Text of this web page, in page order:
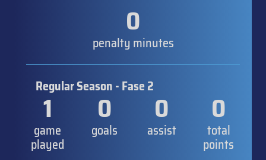
0
penalty minutes
Regular Season - Fase 2
1
game
played
0
goals
0
assist
0
total
points